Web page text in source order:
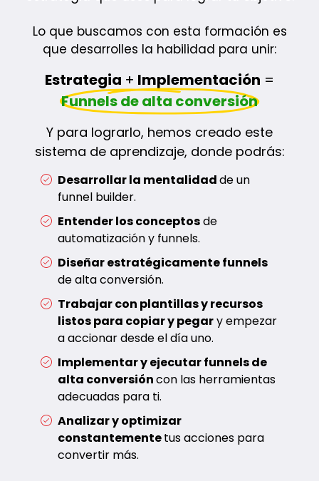
Lo que buscamos con esta formación es
que desarrolles la habilidad para unir:
Estrategia + Implementación =
Funnels de alta conversión
Y para lograrlo, hemos creado este
sistema de aprendizaje, donde podrás:
Desarrollar la mentalidadde un
funnel builder.
Entender los conceptosde
automatización y funnels.
Diseñar estratégicamente funnels
de alta conversión.
Trabajar con plantillas y recursos
listos para copiar y pegary empezar
a accionar desde el día uno.
Implementar y ejecutar funnels de
alta conversióncon las herramientas
adecuadas para ti.
Analizar y optimizar
constantementetus acciones para
convertir más.